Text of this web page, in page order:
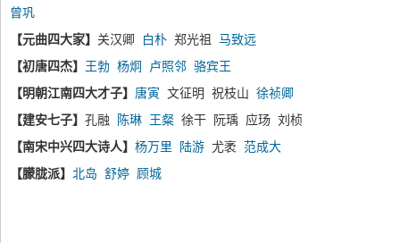
曾巩
【元曲四大家】 关汉卿 白朴 郑光祖 马致远
【初唐四杰】
王勃 杨炯 卢照邻 骆宾王
【明朝江南四大才子】 唐寅 文征明 祝枝山 徐祯卿
【建安七子】 孔融 陈琳 王粲 徐干 阮瑀 应玚 刘桢
【南宋中兴四大诗人】 杨万里 陆游 尤袤 范成大
【朦胧派】 北岛 舒婷 顾城